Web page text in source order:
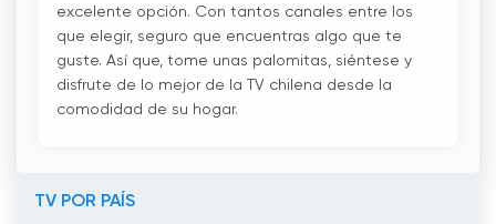
excelente opción. Con tantos canales entre los
que elegir, seguro que encuentras algo que te
guste. Así que, tome unas palomitas, siéntese y
disfrute de lo mejor de la TV chilena desde la
comodidad de su hogar.
TV POR PAÍS